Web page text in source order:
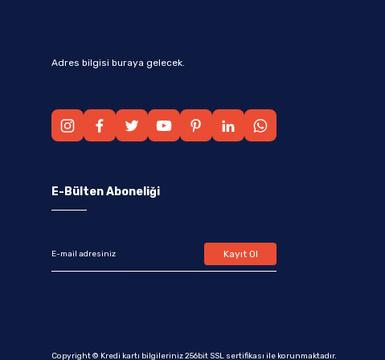
Adres bilgisi buraya gelecek.
E-Bülten Aboneliği
Kayıt Ol
Copyright © Kredi kartı bilgileriniz 256bit SSL sertifikası ile korunmaktadır.